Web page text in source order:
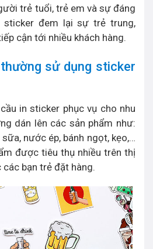
trẻ tuổi, trẻ em và sự đáng
sticker đem lại sự trẻ trung,
cận tới nhiều khách hàng.
sử dụng sticker
in sticker phục vụ cho nhu
dán lên các sản phẩm như:
nước ép, bánh ngọt, kẹo,…
được tiêu thụ nhiều trên thị
bạn trẻ đặt hàng.